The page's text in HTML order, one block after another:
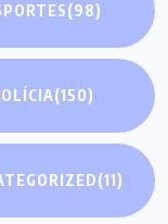
(98)
(150)
(11)